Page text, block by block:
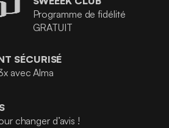
Programme de fidélité
GRATUIT
SÉCURISÉ
avec Alma
changer d’avis !